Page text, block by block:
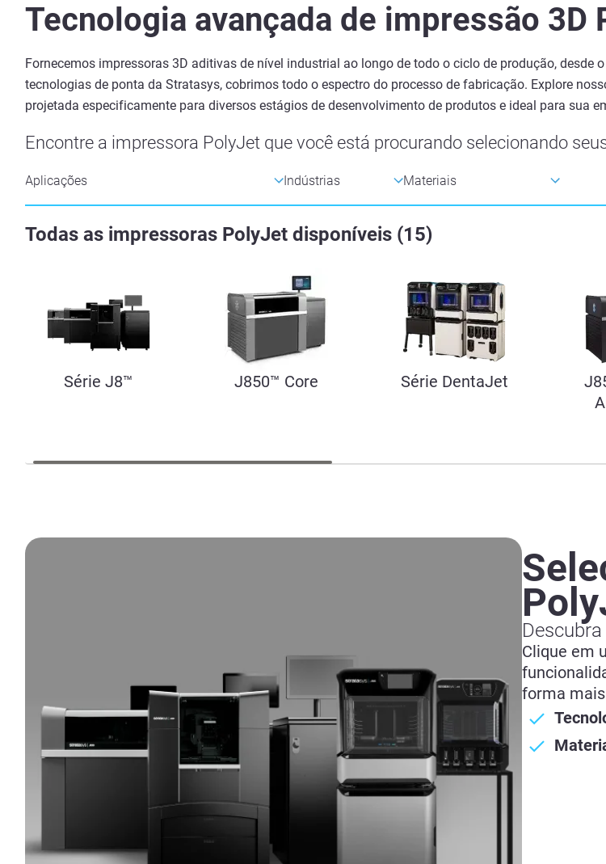
Tecnologia avançada de impressão 3D
Fornecemos impressoras 3D aditivas de nível industrial ao longo de todo o ciclo de produção,
tecnologias de ponta da Stratasys, cobrimos todo o espectro do processo de fabricação. Explore
projetada especificamente para diversos estágios de desenvolvimento de produtos e ideal para sua
Encontre a impressora PolyJet que você está procurando selecionando
Todas as impressoras PolyJet disponíveis (15)
Série J8™ J850™ Core Série DentaJet
Clique em
forma